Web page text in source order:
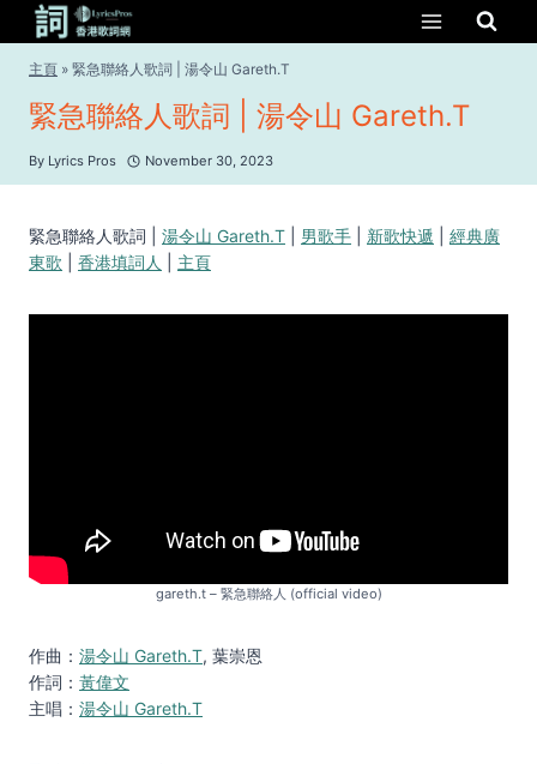
content
主頁 » 緊急聯絡人歌詞 | 湯令山 Gareth.T
緊急聯絡人歌詞 | 湯令山 Gareth.T
By Lyrics Pros November 30, 2023
緊急聯絡人歌詞 | 湯令山 Gareth.T 男歌手 新歌快遞
經典廣
東歌
香港填詞人 主頁
gareth.t – 緊急聯絡人 (official video)
作曲： 湯令山 Gareth.T, 葉崇恩
作詞： 黃偉文
主唱： 湯令山 Gareth.T